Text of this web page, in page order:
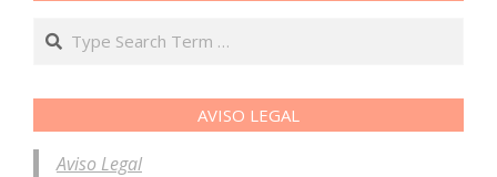
Search
AVISO LEGAL
Aviso Legal